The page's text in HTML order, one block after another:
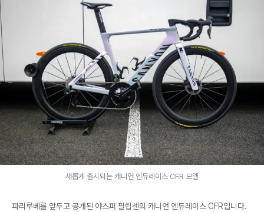
새롭게 출시되는 캐니언 엔듀레이스 CFR 모델
파리루베를 앞두고 공개된 야스퍼 필립센의 캐니언 엔듀레이스 CFR입니다.